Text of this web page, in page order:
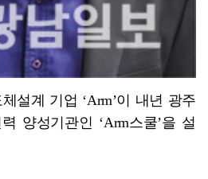
설계 기업 ‘Arm’이 내년 광주
양성기관인 ‘Arm스쿨’을 설